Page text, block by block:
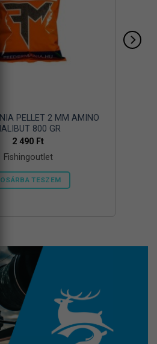
PELLET 2 MM AMINO
800 GR
2 490 Ft
Fishingoutlet
TESZEM